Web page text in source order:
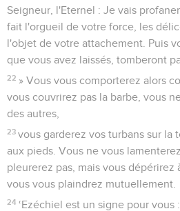
Seigneur, l'Eternel : Je vais
fait l'orgueil de votre force, les
l'objet de votre attachement. Puis
que vous avez laissés, tomberont
22 » Vous vous comporterez alors
vous couvrirez pas la barbe, vous
des autres,
23 vous garderez vos turbans sur la
aux pieds. Vous ne vous
pleurerez pas, mais vous dépérirez
vous vous plaindrez mutuellement.
24 ‘Ezéchiel est un signe pour